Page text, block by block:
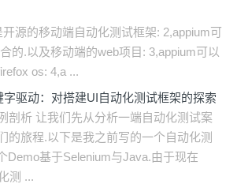
源的移动端自动化测试框架: 2,appium可
的.以及移动端的web项目: 3,appium可以
os: 4,a ...
驱动：对搭建UI自动化测试框架的探索
剖析 让我们先从分析一端自动化测试案
的旅程.以下是我之前写的一个自动化测
Demo基于Selenium与Java.由于现在
测 ...